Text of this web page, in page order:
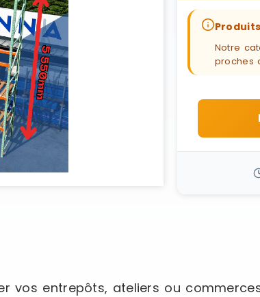
Notre
proches
vos entrepôts, ateliers ou